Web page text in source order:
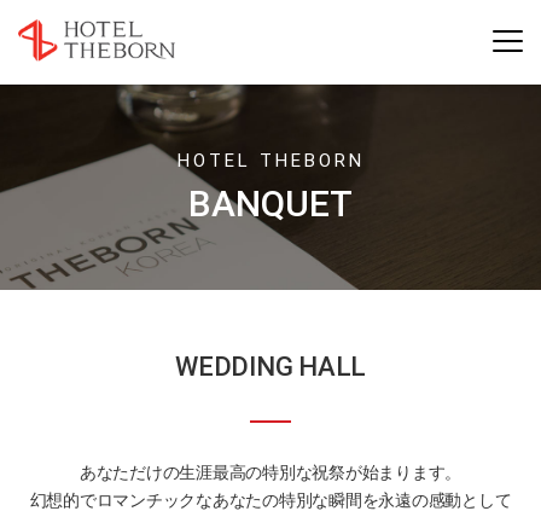
HOTEL THEBORN
BANQUET
WEDDING HALL
あなただけの生涯最高の特別な祝祭が始まります。
幻想的でロマンチックなあなたの特別な瞬間を永遠の感動として